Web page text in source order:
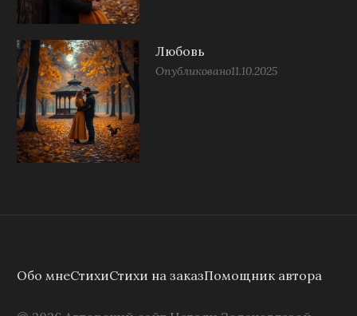
Любовь
Опубликовано11.10.2025
Обо мнеСтихиСтихи на заказПомощник автора